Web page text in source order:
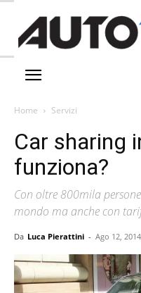
Home Servizi
Car sharing
funziona?
Con oltre 800mila
mondo ma anche con
Da Luca Pierattini - Ago 12, 2014